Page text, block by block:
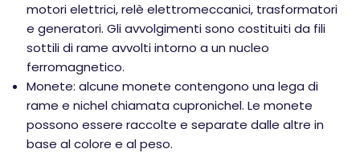
motori elettrici, relè elettromeccanici, trasformatori
e generatori. Gli avvolgimenti sono costituiti da fili
sottili di rame avvolti intorno a un nucleo
ferromagnetico.
Monete: alcune monete contengono una lega di
rame e nichel chiamata cupronichel. Le monete
possono essere raccolte e separate dalle altre in
base al colore e al peso.